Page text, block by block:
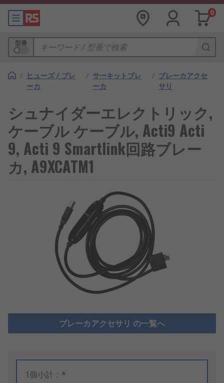
0
型番
/ ヒューズ / ブレ
ーカ
/ サーキットブレ
ーカ
/ ブレーカアクセ
サリ
シュナイダーエレクトリック,
ケーブル ケーブル, Acti9 Acti
9, Acti 9 Smartlink回路ブレー
カ, A9XCATM1
ブレーカアクセサリ の一覧へ
1個小計：*